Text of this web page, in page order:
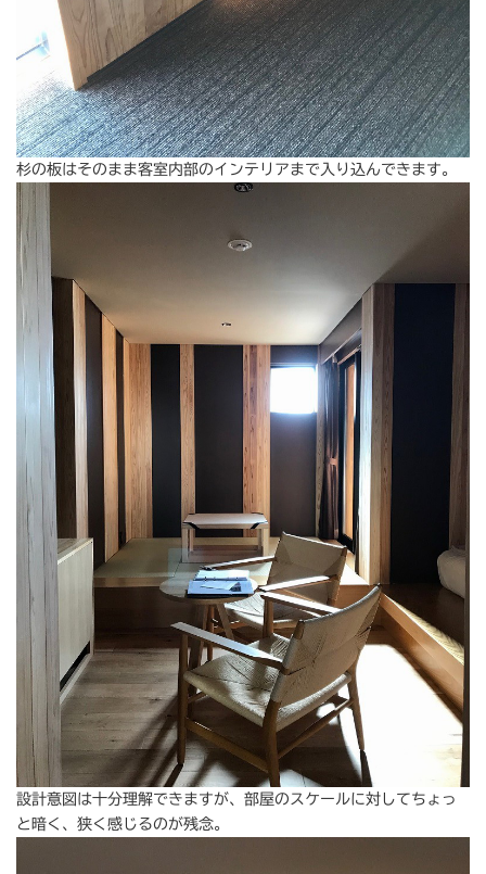
杉の板はそのまま客室内部のインテリアまで入り込んできます。
設計意図は十分理解できますが、部屋のスケールに対してちょっ
と暗く、狭く感じるのが残念。